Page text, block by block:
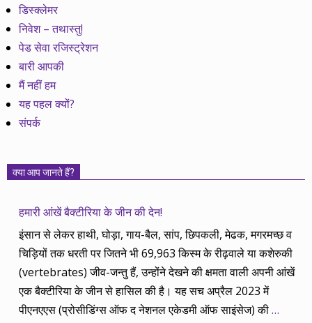
डिस्क्लेमर
निवेश – तथास्तु!
पेड सेवा रजिस्ट्रेशन
बारी आपकी
मैं नहीं हम
यह पहल क्यों?
संपर्क
क्या आप जानते हैं?
हमारी आंखें बैक्टीरिया के जीन की देन!
इंसान से लेकर हाथी, घोड़ा, गाय-बैल, सांप, छिपकली, मेढक, मगरमच्छ व
चिड़ियों तक धरती पर जितने भी 69,963 किस्म के रीढ़वाले या कशेरुकी
(vertebrates) जीव-जन्तु हैं, उन्होंने देखने की क्षमता वाली अपनी आंखें
एक बैक्टीरिया के जीन से हासिल की है। यह सच अप्रैल 2023 में
पीएनएएस (प्रोसीडिंग्स ऑफ द नेशनल एकेडमी ऑफ साइंसेज) की…